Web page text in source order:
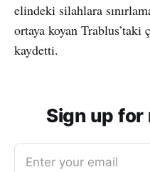
elindeki silahlara
ortaya koyan Trablus’taki
kaydetti.
Sign up for
Enter your email